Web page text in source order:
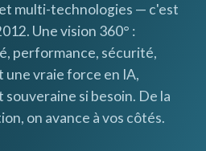
multi-technologies — c'est
Une vision 360° :
performance, sécurité,
vraie force en IA,
si besoin. De la
on avance à vos côtés.